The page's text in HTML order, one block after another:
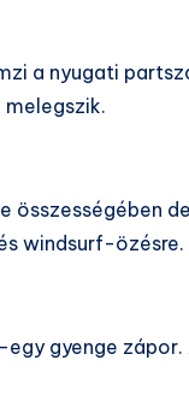
a nyugati
összességében
windsurf-özésre.
gyenge zápor.